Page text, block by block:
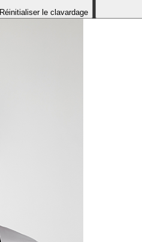
Réinitialiser le clavardage